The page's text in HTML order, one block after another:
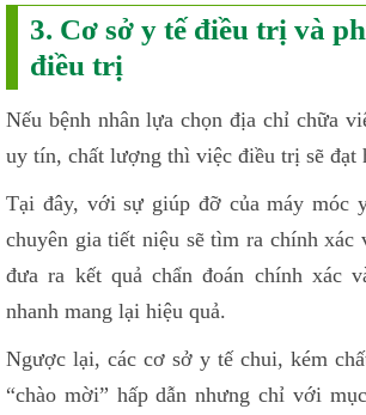
3. Cơ sở y tế điều trị và
điều trị
Nếu bệnh nhân lựa chọn địa chỉ chữa
uy tín, chất lượng thì việc điều trị sẽ đạt
Tại đây, với sự giúp đỡ của máy móc
chuyên gia tiết niệu sẽ tìm ra chính xác
đưa ra kết quả chẩn đoán chính xác
nhanh mang lại hiệu quả.
Ngược lại, các cơ sở y tế chui, kém
“chào mời” hấp dẫn nhưng chỉ với